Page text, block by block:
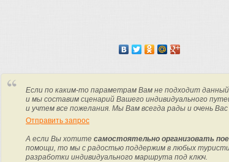
Если по каким-то параметрам Вам не подходит
и мы составим сценарий Вашего индивидуального
и учтем все пожелания. Мы Вам всегда рады и очень
Отправить запрос
А если Вы хотите самостоятельно организовать
помощи, то мы с радостью поддержим в любых
разработки индивидуального маршрута под ключ.